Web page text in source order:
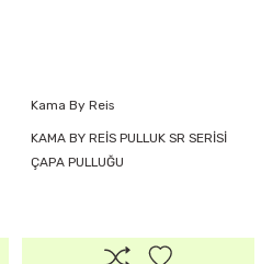
Kama By Reis
KAMA BY REİS PULLUK SR SERİSİ
ÇAPA PULLUĞU